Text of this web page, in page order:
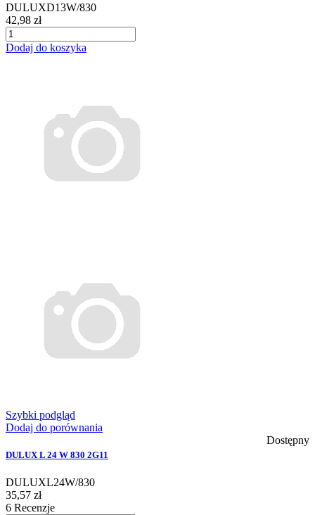
DULUXD13W/830
42,98 zł
Dodaj do koszyka
Szybki podgląd
Dodaj do porównania
Dostępny
DULUX L 24 W 830 2G11
DULUXL24W/830
35,57 zł
6 Recenzje